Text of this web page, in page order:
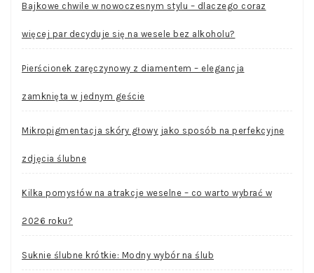
Bajkowe chwile w nowoczesnym stylu – dlaczego coraz
więcej par decyduje się na wesele bez alkoholu?
Pierścionek zaręczynowy z diamentem – elegancja
zamknięta w jednym geście
Mikropigmentacja skóry głowy jako sposób na perfekcyjne
zdjęcia ślubne
Kilka pomysłów na atrakcje weselne – co warto wybrać w
2026 roku?
Suknie ślubne krótkie: Modny wybór na ślub